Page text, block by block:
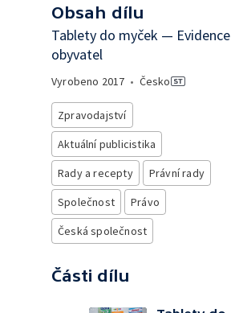
Obsah dílu
Tablety do myček — Evidence
obyvatel
Vyrobeno 2017 • Česko
Zpravodajství
Aktuální publicistika
Rady a recepty
Právní rady
Společnost
Právo
Česká společnost
Části dílu